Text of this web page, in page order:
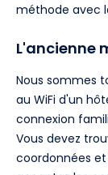
méthode avec
L'ancienne
Nous sommes
au WiFi d'un
connexion
Vous devez
coordonnées